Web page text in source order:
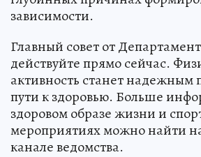
зависимости.
Главный совет от
действуйте прямо сейчас.
активность станет
пути к здоровью. Больше
здоровом образе жизни и
мероприятиях можно найти
канале ведомства.